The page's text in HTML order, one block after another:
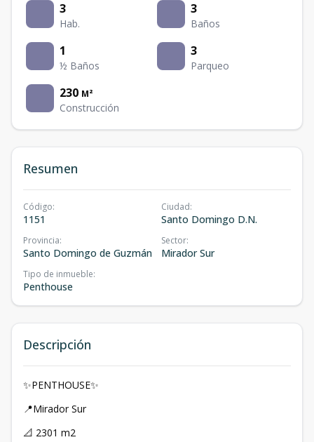
3
Hab.
3
Baños
1
½ Baños
3
Parqueo
230 M²
Construcción
Resumen
Código:
1151
Ciudad:
Santo Domingo D.N.
Provincia:
Santo Domingo de Guzmán
Sector:
Mirador Sur
Tipo de inmueble:
Penthouse
Descripción
✨PENTHOUSE✨
📍Mirador Sur
📐 2301 m2